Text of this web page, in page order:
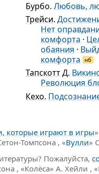
Бурбо. Любовь,
Трейси.
Нет
комфорта ·
обаяния ·
комфорта
нб
Тапскотт Д.
Революция
Кехо.
которые играют в игры
Томпсона , «Вулли»
Пожалуйста,
, «Колёса» А. Хейли